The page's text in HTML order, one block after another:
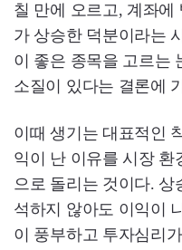
칠 만에 오르고, 계좌에
가 상승한 덕분이라는
이 좋은 종목을 고르는
소질이 있다는 결론에
이때 생기는 대표적인
익이 난 이유를 시장 환
으로 돌리는 것이다.
석하지 않아도 이익이
이 풍부하고 투자심리